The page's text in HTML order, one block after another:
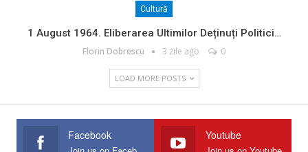
Cultură
1 August 1964. Eliberarea Ultimilor Deținuți Politici…
Florin Dobrescu 3 zile ago 0
LOAD MORE POSTS
Facebook Youtube